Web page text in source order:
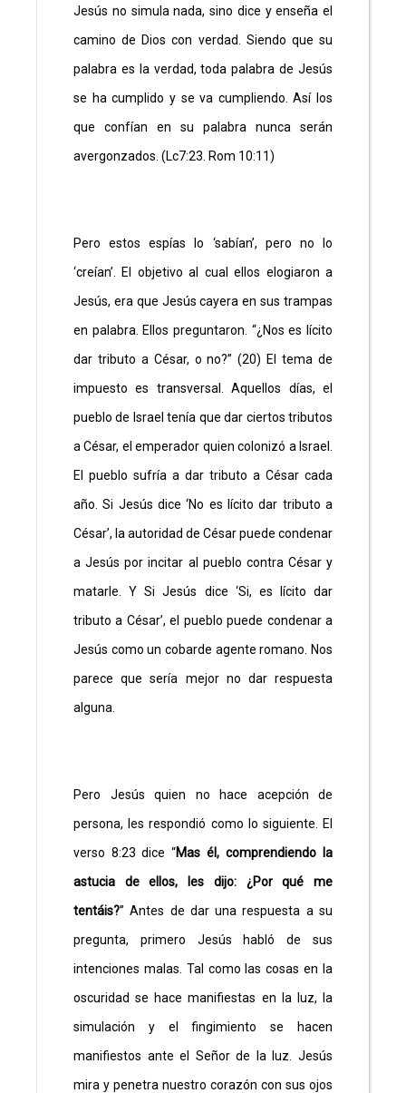
Jesús no simula nada, sino dice y enseña el
camino de Dios con verdad. Siendo que su
palabra es la verdad, toda palabra de Jesús
se ha cumplido y se va cumpliendo. Así los
que confían en su palabra nunca serán
avergonzados. (Lc7:23. Rom 10:11)
Pero estos espías lo ‘sabían’, pero no lo
‘creían’. El objetivo al cual ellos elogiaron a
Jesús, era que Jesús cayera en sus trampas
en palabra. Ellos preguntaron. “¿Nos es lícito
dar tributo a César, o no?” (20) El tema de
impuesto es transversal. Aquellos días, el
pueblo de Israel tenía que dar ciertos tributos
a César, el emperador quien colonizó a Israel.
El pueblo sufría a dar tributo a César cada
año. Si Jesús dice ‘No es lícito dar tributo a
César’, la autoridad de César puede condenar
a Jesús por incitar al pueblo contra César y
matarle. Y Si Jesús dice ‘Si, es lícito dar
tributo a César’, el pueblo puede condenar a
Jesús como un cobarde agente romano. Nos
parece que sería mejor no dar respuesta
alguna.
Pero Jesús quien no hace acepción de
persona, les respondió como lo siguiente. El
verso 8:23 dice “Mas él, comprendiendo la
astucia de ellos, les dijo: ¿Por qué me
tentáis?” Antes de dar una respuesta a su
pregunta, primero Jesús habló de sus
intenciones malas. Tal como las cosas en la
oscuridad se hace manifiestas en la luz, la
simulación y el fingimiento se hacen
manifiestos ante el Señor de la luz. Jesús
mira y penetra nuestro corazón con sus ojos